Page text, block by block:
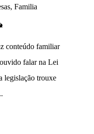
Familia
conteúdo familiar
falar na Lei
legislação trouxe